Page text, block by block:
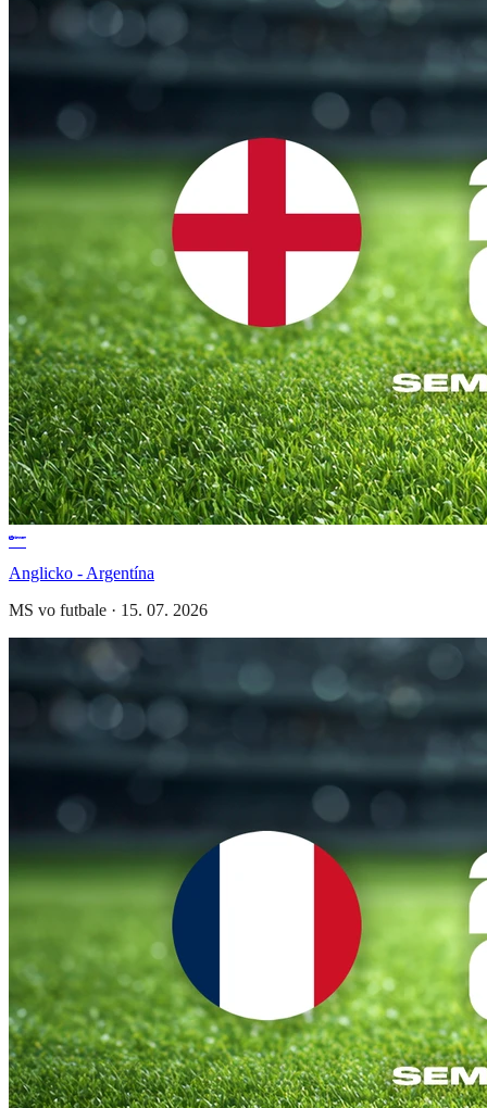
Anglicko - Argentína
MS vo futbale · 15. 07. 2026